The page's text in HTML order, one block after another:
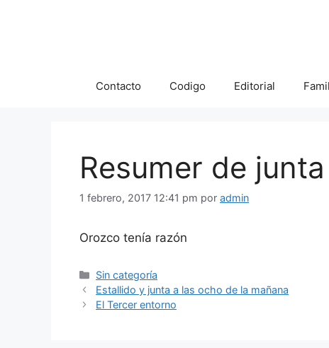
Contacto Codigo Editorial
Resumer de
1 febrero, 2017 12:41 pm por admin
Orozco tenía razón
Categorías
Sin categoría
Estallido y junta a las ocho de la mañana
El Tercer entorno